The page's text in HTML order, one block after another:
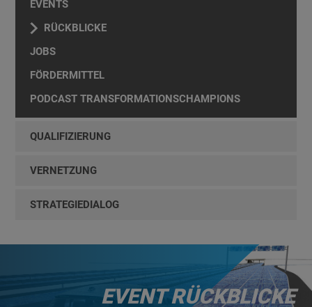
EVENTS
RÜCKBLICKE
JOBS
FÖRDERMITTEL
PODCAST TRANSFORMATIONSCHAMPIONS
QUALIFIZIERUNG
VERNETZUNG
STRATEGIEDIALOG
EVENT RÜCKBLICKE